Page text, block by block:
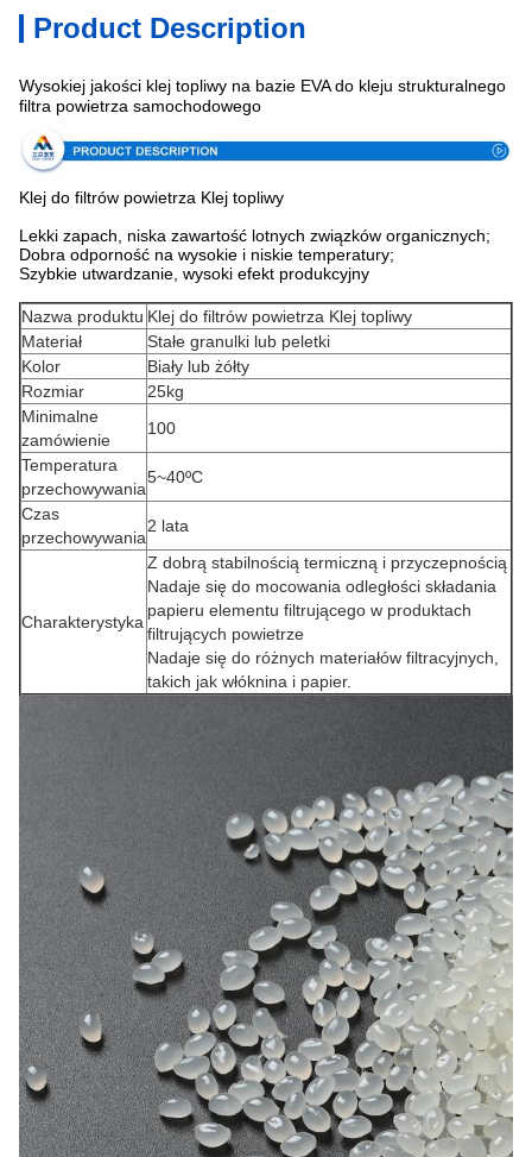
Product Description
Wysokiej jakości klej topliwy na bazie EVA do kleju strukturalnego
filtra powietrza samochodowego
Klej do filtrów powietrza Klej topliwy
Lekki zapach, niska zawartość lotnych związków organicznych;
Dobra odporność na wysokie i niskie temperatury;
Szybkie utwardzanie, wysoki efekt produkcyjny
Nazwa produktu Klej do filtrów powietrza Klej topliwy
Materiał
Stałe granulki lub peletki
Kolor
Biały lub żółty
Rozmiar
25kg
Minimalne
zamówienie
100
Temperatura
przechowywania
5~40ºC
Czas
przechowywania
2 lata
Charakterystyka
Z dobrą stabilnością termiczną i przyczepnością
Nadaje się do mocowania odległości składania
papieru elementu filtrującego w produktach
filtrujących powietrze
Nadaje się do różnych materiałów filtracyjnych,
takich jak włóknina i papier.